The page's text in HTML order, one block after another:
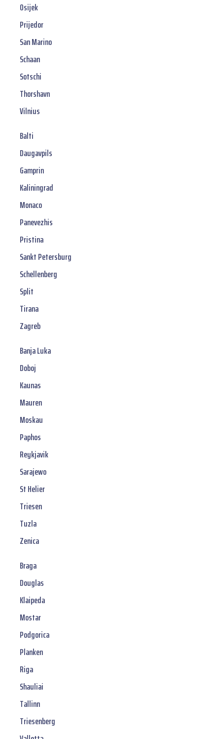
Osijek
Prijedor
San Marino
Schaan
Sotschi
Thorshavn
Vilnius
Balti
Daugavpils
Gamprin
Kaliningrad
Monaco
Panevezhis
Pristina
Sankt Petersburg
Schellenberg
Split
Tirana
Zagreb
Banja Luka
Doboj
Kaunas
Mauren
Moskau
Paphos
Reykjavik
Sarajewo
St Helier
Triesen
Tuzla
Zenica
Braga
Douglas
Klaipeda
Mostar
Podgorica
Planken
Riga
Shauliai
Tallinn
Triesenberg